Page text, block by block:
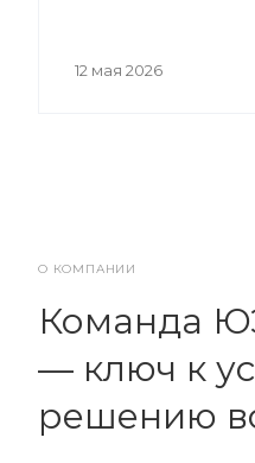
12 мая 2026
О КОМПАНИИ
Команда
— ключ к
решению